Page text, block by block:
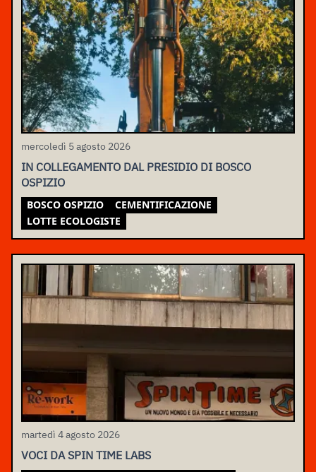
mercoledì 5 agosto 2026
IN COLLEGAMENTO DAL PRESIDIO DI BOSCO
OSPIZIO
BOSCO OSPIZIO
CEMENTIFICAZIONE
LOTTE ECOLOGISTE
martedì 4 agosto 2026
VOCI DA SPIN TIME LABS